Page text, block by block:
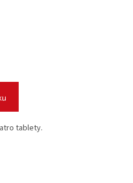
tablety.